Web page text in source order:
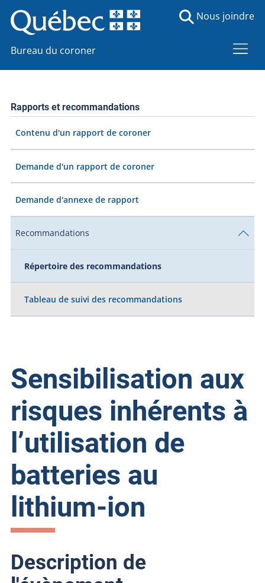
Bureau du coroner
Nous joindre
Rapports et recommandations
Contenu d'un rapport de coroner
Demande d'un rapport de coroner
Demande d'annexe de rapport
Recommandations
Répertoire des recommandations
Tableau de suivi des recommandations
Sensibilisation aux
risques inhérents à
l’utilisation de
batteries au
lithium-ion
Description de